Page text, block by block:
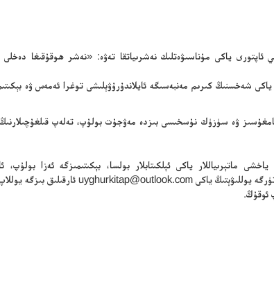
ئاپتورى ياكى مۇناسىۋەتلىك نەشرىياتقا تەۋە: «نەشر ھوقۇقىغا
شەخسنىڭ كىرىم مەنبەسىگە ئايلاندۇرۇۋېلىشى توغرا ئەمەس ۋە
تامغۇسىز ۋە سۈزۈك نۇسخىسى بىزدە مەۋجۇت بولۇپ، تەلەپ قىلغۇچىلارنىڭ
ماتېرىياللار ياكى ئېلكىتابلار بولسا، بېكىتىمىزگە ئەزا بولۇپ،
يوللىۋېتىڭ ياكى uyghurkitap@outlook.com ئارقىلىق بىزگە